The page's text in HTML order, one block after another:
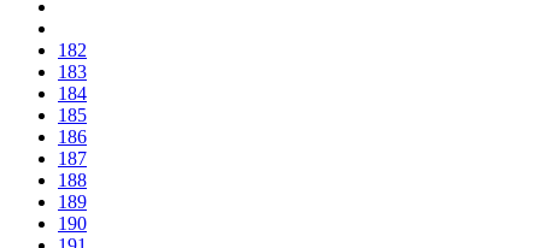
182
183
184
185
186
187
188
189
190